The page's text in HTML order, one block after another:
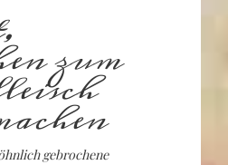
zum
gebrochene